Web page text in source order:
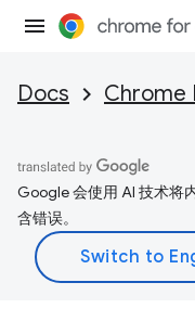
Docs Chrome
Google 会使用 AI 技术将
含错误。